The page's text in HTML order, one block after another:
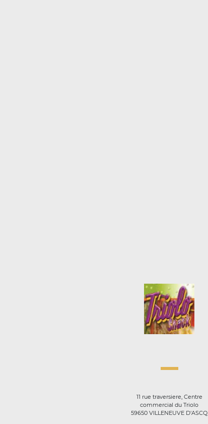
11 rue traversiere, Centre
commercial du Triolo
59650 VILLENEUVE D'ASCQ